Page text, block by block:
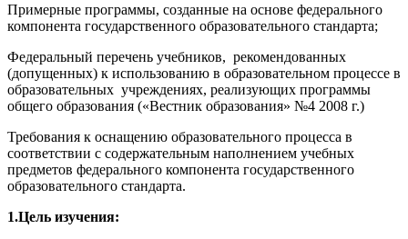
Примерные программы, созданные на основе федерального
компонента государственного образовательного стандарта;
Федеральный перечень учебников, рекомендованных
(допущенных) к использованию в образовательном процессе в
образовательных учреждениях, реализующих программы
общего образования («Вестник образования» №4 2008 г.)
Требования к оснащению образовательного процесса в
соответствии с содержательным наполнением учебных
предметов федерального компонента государственного
образовательного стандарта.
1.Цель изучения: